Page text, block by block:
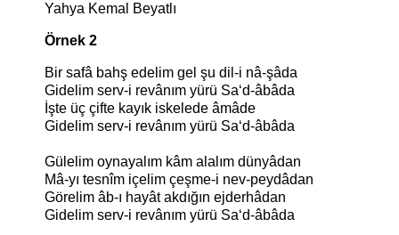
Yahya Kemal Beyatlı
Örnek 2
Bir safâ bahş edelim gel şu dil-i nâ-şâda
Gidelim serv-i revânım yürü Sa‘d-âbâda
İşte üç çifte kayık iskelede âmâde
Gidelim serv-i revânım yürü Sa‘d-âbâda
Gülelim oynayalım kâm alalım dünyâdan
Mâ-yı tesnîm içelim çeşme-i nev-peydâdan
Görelim âb-ı hayât akdığın ejderhâdan
Gidelim serv-i revânım yürü Sa‘d-âbâda